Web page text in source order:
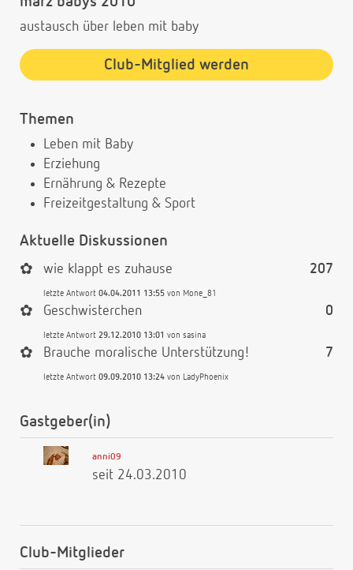
austausch über leben mit baby
Club-Mitglied werden
Themen
Leben mit Baby
Erziehung
Ernährung & Rezepte
Freizeitgestaltung & Sport
Aktuelle Diskussionen
207
✿ wie klappt es zuhause
letzte Antwort 04.04.2011 13:55 von Mone_81
0
✿ Geschwisterchen
letzte Antwort 29.12.2010 13:01 von sasina
7
✿ Brauche moralische Unterstützung!
letzte Antwort 09.09.2010 13:24 von LadyPhoenix
Gastgeber(in)
anni09
seit 24.03.2010
Club-Mitglieder